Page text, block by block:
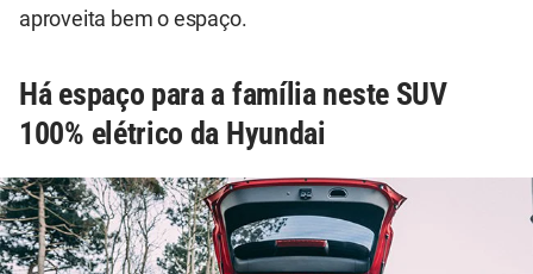
aproveita bem o espaço.
Há espaço para a família neste SUV
100% elétrico da Hyundai